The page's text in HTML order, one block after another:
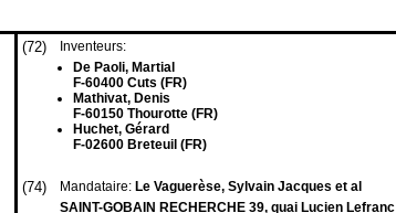
(72)
Inventeurs:
De Paoli, Martial
F-60400 Cuts (FR)
Mathivat, Denis
F-60150 Thourotte (FR)
Huchet, Gérard
F-02600 Breteuil (FR)
(74) Mandataire: Le Vaguerèse, Sylvain Jacques et al
SAINT-GOBAIN RECHERCHE 39, quai Lucien Lefranc